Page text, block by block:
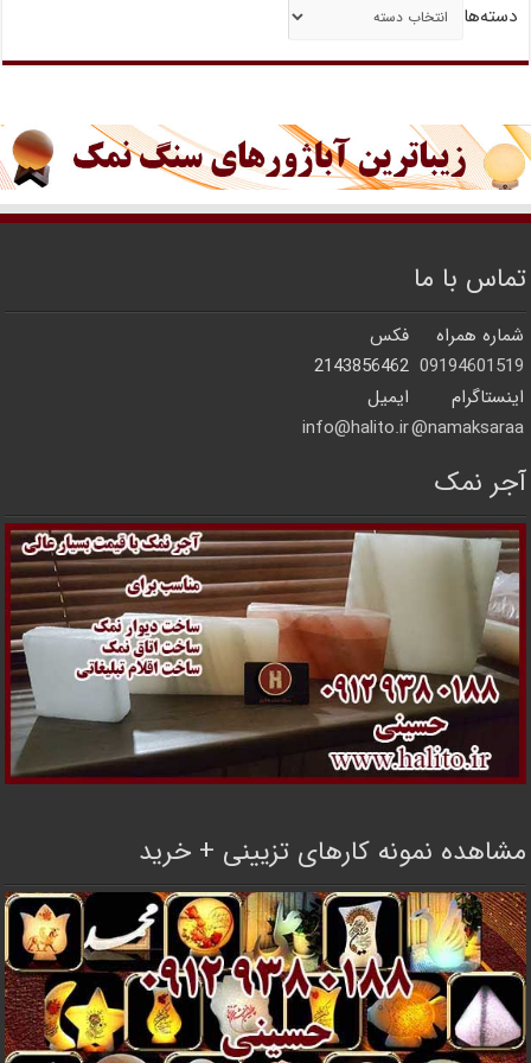
دسته‌ها
تماس با ما
شماره همراه
فکس
09194601519
2143856462
اینستاگرام
ایمیل
namaksaraa@
info@halito.ir
آجر نمک
مشاهده نمونه کارهای تزیینی + خرید